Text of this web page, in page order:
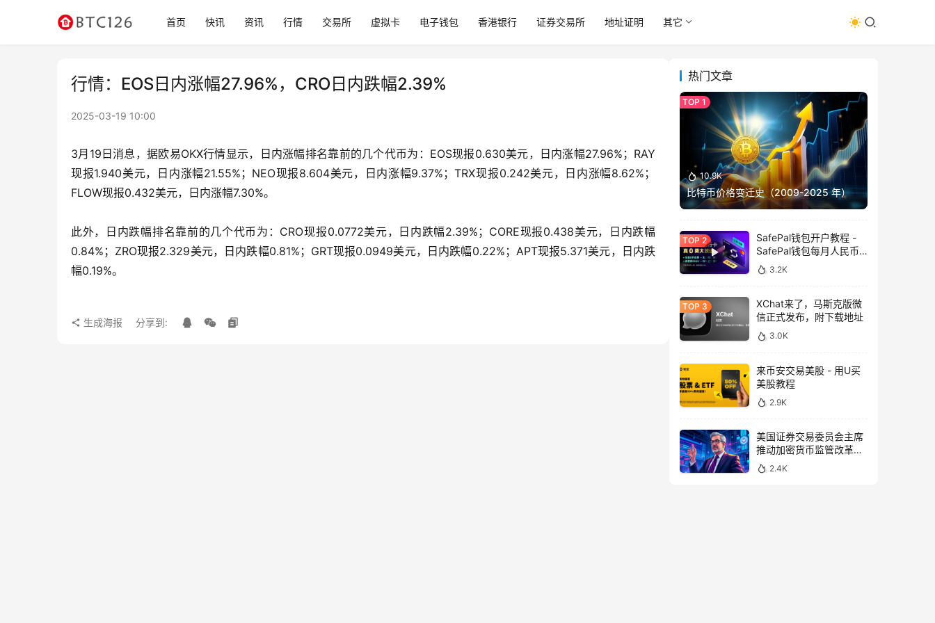
首页 快讯 资讯 行情 交易所 虚拟卡 电子钱包 香港银行 证券交易所 地址证明 其它
行情：EOS日内涨幅27.96%，CRO日内跌幅2.39%
2025-03-19 10:00
3月19日消息，据欧易OKX行情显示，日内涨幅排名靠前的几个代币为：EOS现报0.630美元，日内涨幅27.96%；RAY
现报1.940美元，日内涨幅21.55%；NEO现报8.604美元，日内涨幅9.37%；TRX现报0.242美元，日内涨幅8.62%；
FLOW现报0.432美元，日内涨幅7.30%。
此外，日内跌幅排名靠前的几个代币为：CRO现报0.0772美元，日内跌幅2.39%；CORE现报0.438美元，日内跌幅
0.84%；ZRO现报2.329美元，日内跌幅0.81%；GRT现报0.0949美元，日内跌幅0.22%；APT现报5.371美元，日内跌
幅0.19%。
生成海报 分享到:
热门文章
10.9K
比特币价格变迁史（2009-2025 年）
SafePal钱包开户教程 -
SafePal钱包每月人民币
消费前666U享受汇损补
贴
3.2K
XChat来了，马斯克版微
信正式发布，附下载地址
3.0K
来币安交易美股 - 用U买
美股教程
2.9K
美国证券交易委员会主席
推动加密货币监管改革，
力求未来验证
2.4K